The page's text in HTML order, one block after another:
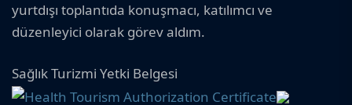
yurtdışı toplantıda konuşmacı, katılımcı ve
düzenleyici olarak görev aldım.
Sağlık Turizmi Yetki Belgesi